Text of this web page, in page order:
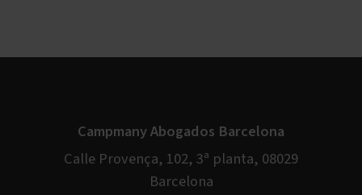
Campmany Abogados Barcelona
Calle Provença, 102, 3ª planta, 08029
Barcelona